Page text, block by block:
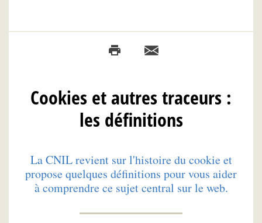
Cookies et autres traceurs :
les définitions
La CNIL revient sur l'histoire du cookie et
propose quelques définitions pour vous aider
à comprendre ce sujet central sur le web.